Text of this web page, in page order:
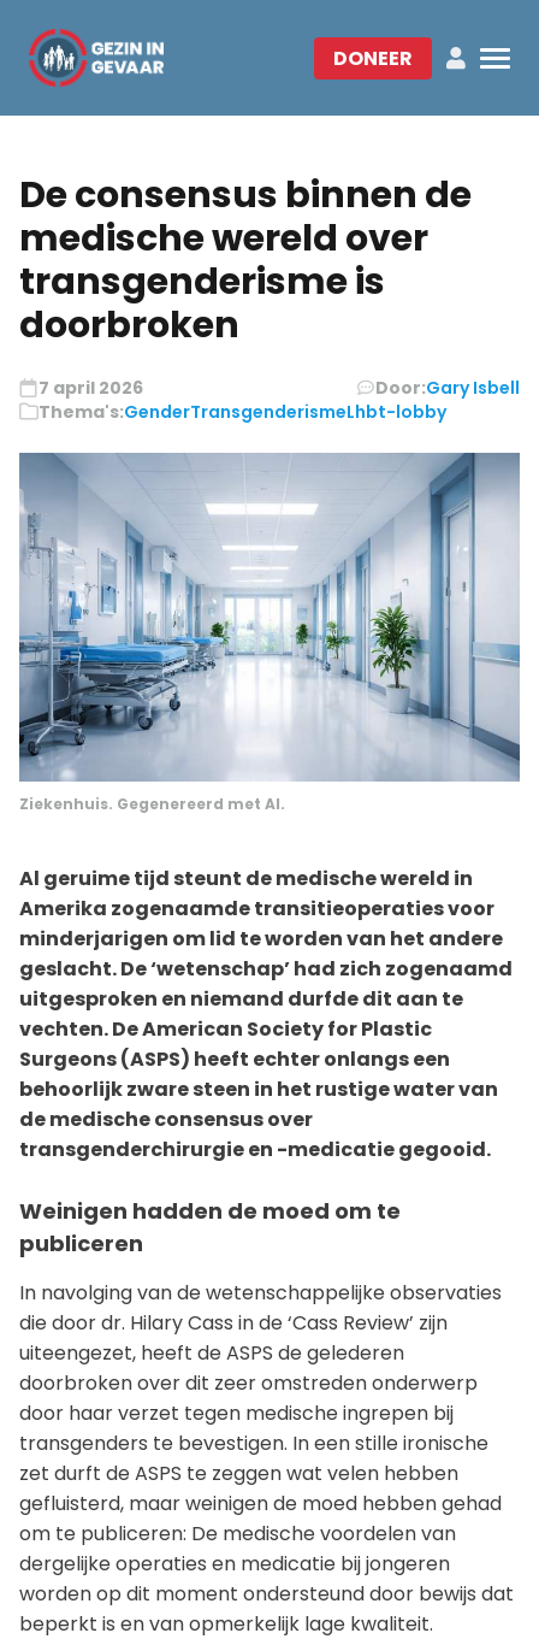
DONEER
De consensus binnen de
medische wereld over
transgenderisme is
doorbroken
7 april 2026 Door:Gary Isbell
Thema's:GenderTransgenderismeLhbt-lobby
Ziekenhuis. Gegenereerd met AI.
Al geruime tijd steunt de medische wereld in
Amerika zogenaamde transitieoperaties voor
minderjarigen om lid te worden van het andere
geslacht. De ‘wetenschap’ had zich zogenaamd
uitgesproken en niemand durfde dit aan te
vechten. De American Society for Plastic
Surgeons (ASPS) heeft echter onlangs een
behoorlijk zware steen in het rustige water van
de medische consensus over
transgenderchirurgie en -medicatie gegooid.
Weinigen hadden de moed om te
publiceren
In navolging van de wetenschappelijke observaties
die door dr. Hilary Cass in de ‘Cass Review’ zijn
uiteengezet, heeft de ASPS de gelederen
doorbroken over dit zeer omstreden onderwerp
door haar verzet tegen medische ingrepen bij
transgenders te bevestigen. In een stille ironische
zet durft de ASPS te zeggen wat velen hebben
gefluisterd, maar weinigen de moed hebben gehad
om te publiceren: De medische voordelen van
dergelijke operaties en medicatie bij jongeren
worden op dit moment ondersteund door bewijs dat
beperkt is en van opmerkelijk lage kwaliteit.